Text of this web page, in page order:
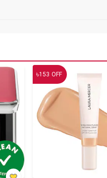
৳153 OFF